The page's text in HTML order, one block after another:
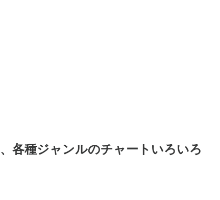
各種ジャンルのチャートいろいろ